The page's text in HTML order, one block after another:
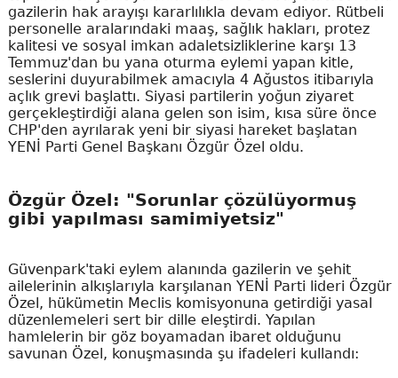
gazilerin hak arayışı kararlılıkla devam ediyor. Rütbeli
personelle aralarındaki maaş, sağlık hakları, protez
kalitesi ve sosyal imkan adaletsizliklerine karşı 13
Temmuz'dan bu yana oturma eylemi yapan kitle,
seslerini duyurabilmek amacıyla 4 Ağustos itibarıyla
açlık grevi başlattı. Siyasi partilerin yoğun ziyaret
gerçekleştirdiği alana gelen son isim, kısa süre önce
CHP'den ayrılarak yeni bir siyasi hareket başlatan
YENİ Parti Genel Başkanı Özgür Özel oldu.
Özgür Özel: "Sorunlar çözülüyormuş
gibi yapılması samimiyetsiz"
Güvenpark'taki eylem alanında gazilerin ve şehit
ailelerinin alkışlarıyla karşılanan YENİ Parti lideri Özgür
Özel, hükümetin Meclis komisyonuna getirdiği yasal
düzenlemeleri sert bir dille eleştirdi. Yapılan
hamlelerin bir göz boyamadan ibaret olduğunu
savunan Özel, konuşmasında şu ifadeleri kullandı: